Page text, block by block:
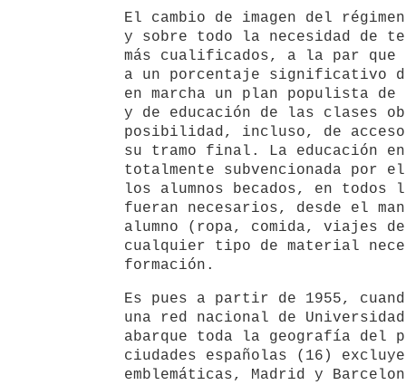
El cambio de imagen del
y sobre todo la necesidad de
más cualificados, a la par que
a un porcentaje significativo
en marcha un plan populista
y de educación de las clases
posibilidad, incluso, de
su tramo final. La educación
totalmente subvencionada por
los alumnos becados, en todos
fueran necesarios, desde el
alumno (ropa, comida, viajes
cualquier tipo de material
formación.
Es pues a partir de 1955,
una red nacional de
abarque toda la geografía del
ciudades españolas (16)
emblemáticas, Madrid y